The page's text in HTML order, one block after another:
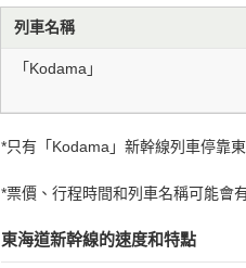
列車名稱
「Kodama」
*只有「Kodama」新幹線列車停靠
*票價、行程時間和列車名稱可能會
東海道新幹線的速度和特點